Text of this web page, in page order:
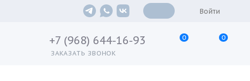
Войти
+7 (968) 644-16-93
ЗАКАЗАТЬ ЗВОНОК
0 0